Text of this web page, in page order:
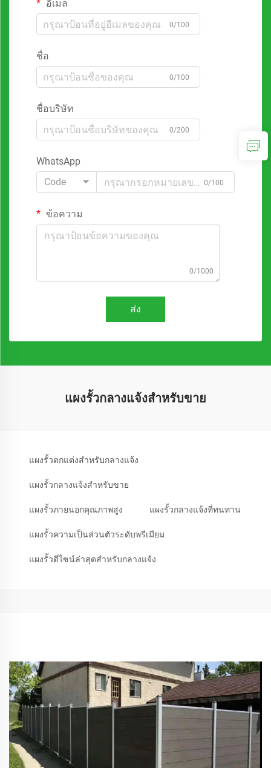
อีเมล
0/100
ชื่อ
0/100
ชื่อบริษัท
0/200
WhatsApp
Code
0/100
ข้อความ
0/1000
ส่ง
แผงรั้วกลางแจ้งสำหรับขาย
แผงรั้วตกแต่งสำหรับกลางแจ้ง
แผงรั้วกลางแจ้งสำหรับขาย
แผงรั้วภายนอกคุณภาพสูง แผงรั้วกลางแจ้งที่ทนทาน
แผงรั้วความเป็นส่วนตัวระดับพรีเมียม
แผงรั้วดีไซน์ล่าสุดสำหรับกลางแจ้ง